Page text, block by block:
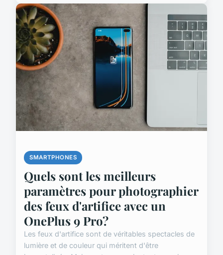
SMARTPHONES
Quels sont les meilleurs
paramètres pour photographier
des feux d'artifice avec un
OnePlus 9 Pro?
Les feux d'artifice sont de véritables spectacles de
lumière et de couleur qui méritent d'être